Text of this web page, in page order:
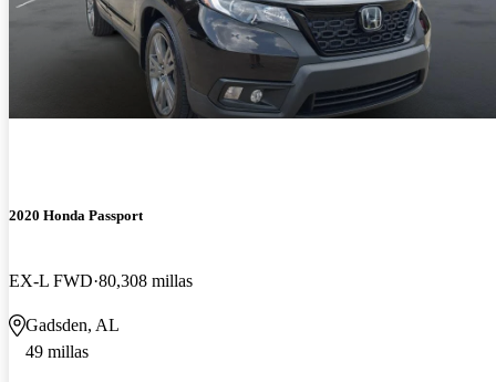
2020 Honda Passport
EX-L FWD 80,308 millas
Gadsden, AL
49 millas